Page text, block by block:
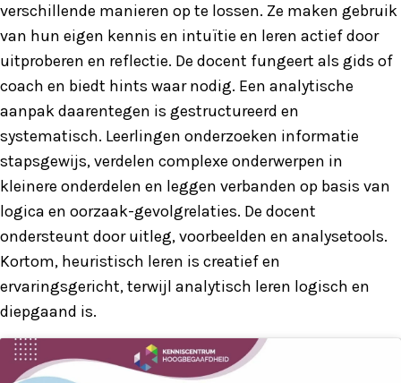
verschillende manieren op te lossen. Ze maken gebruik
van hun eigen kennis en intuïtie en leren actief door
uitproberen en reflectie. De docent fungeert als gids of
coach en biedt hints waar nodig. Een analytische
aanpak daarentegen is gestructureerd en
systematisch. Leerlingen onderzoeken informatie
stapsgewijs, verdelen complexe onderwerpen in
kleinere onderdelen en leggen verbanden op basis van
logica en oorzaak-gevolgrelaties. De docent
ondersteunt door uitleg, voorbeelden en analysetools.
Kortom, heuristisch leren is creatief en
ervaringsgericht, terwijl analytisch leren logisch en
diepgaand is.